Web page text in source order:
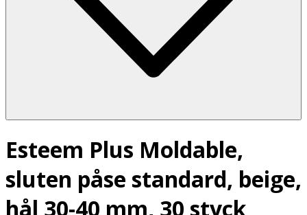
Esteem Plus Moldable,
sluten påse standard, beige,
hål 30-40 mm, 30 styck